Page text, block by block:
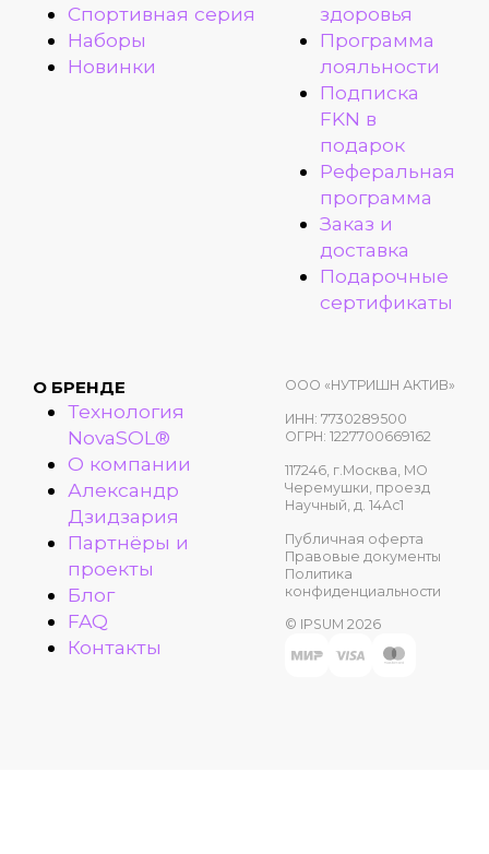
Спортивная серия
Наборы
Новинки
здоровья
Программа
лояльности
Подписка
FKN в
подарок
Реферальная
программа
Заказ и
доставка
Подарочные
сертификаты
О БРЕНДЕ
Технология
NovaSOL®
О компании
Александр
Дзидзария
Партнёры и
проекты
Блог
FAQ
Контакты
ООО «НУТРИШН АКТИВ»
ИНН: 7730289500
ОГРН: 1227700669162
117246, г.Москва, МО
Черемушки, проезд
Научный, д. 14Ас1
Публичная оферта
Правовые документы
Политика
конфиденциальности
© IPSUM 2026